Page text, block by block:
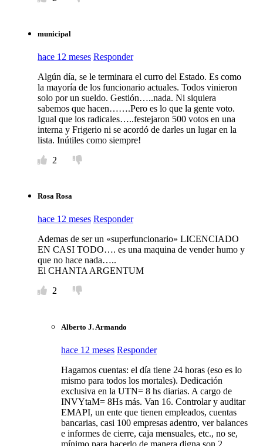
municipal
hace 12 meses Responder
Algún día, se le terminara el curro del Estado. Es como
la mayoría de los funcionario actuales. Todos vinieron
solo por un sueldo. Gestión…..nada. Ni siquiera
sabemos que hacen…….Pero es lo que la gente voto.
Igual que los radicales…..festejaron 500 votos en una
interna y Frigerio ni se acordó de darles un lugar en la
lista. Inútiles como siempre!
2
Rosa Rosa
hace 12 meses Responder
Ademas de ser un «superfuncionario» LICENCIADO
EN CASI TODO…. es una maquina de vender humo y
que no hace nada…..
El CHANTA ARGENTUM
2
Alberto J. Armando
hace 12 meses Responder
Hagamos cuentas: el día tiene 24 horas (eso es lo
mismo para todos los mortales). Dedicación
exclusiva en la UTN= 8 hs diarias. A cargo de
INVYtaM= 8Hs más. Van 16. Controlar y auditar
EMAPI, un ente que tienen empleados, cuentas
bancarias, casi 100 empresas adentro, ver balances
e informes de cierre, caja mensuales, etc., no se,
mínimo para hacerlo de manera digna son 2